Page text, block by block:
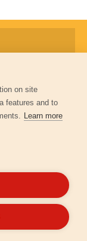
vyhrazena
on site
features and to
Learn more